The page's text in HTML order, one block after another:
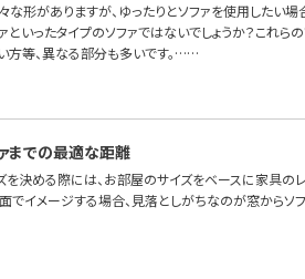
な形がありますが、ゆったりとソファを使用したい
といったタイプのソファではないでしょうか？これら
方等、異なる部分も多いです。……
までの最適な距離
を決める際には、お部屋のサイズをベースに家具
面でイメージする場合、見落としがちなのが窓から